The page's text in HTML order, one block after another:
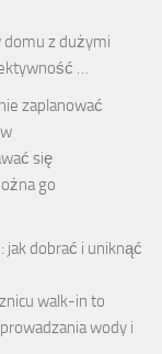
domu z dużymi
…
zaplanować
się
go
jak dobrać i uniknąć
walk-in to
wody i